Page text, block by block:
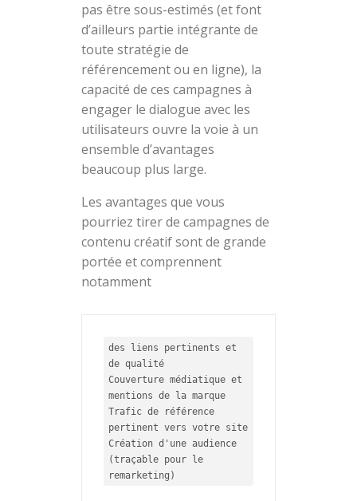
pas être sous-estimés (et font
d’ailleurs partie intégrante de
toute stratégie de
référencement ou en ligne), la
capacité de ces campagnes à
engager le dialogue avec les
utilisateurs ouvre la voie à un
ensemble d’avantages
beaucoup plus large.
Les avantages que vous
pourriez tirer de campagnes de
contenu créatif sont de grande
portée et comprennent
notamment
des liens pertinents et
de qualité
Couverture médiatique et
mentions de la marque
Trafic de référence
pertinent vers votre site
Création d'une audience
(traçable pour le
remarketing)